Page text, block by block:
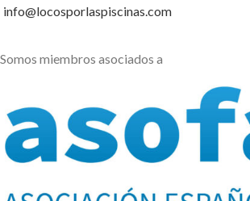
info@locosporlaspiscinas.com
Somos miembros asociados a